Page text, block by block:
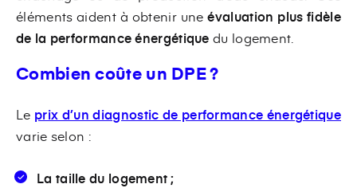
éléments aident à obtenir uneévaluation plus fidèle
de la performance énergétique du logement.
Combien coûte un DPE ?
Le prix d’un diagnostic de performance énergétique
varie selon :
La taille du logement ;